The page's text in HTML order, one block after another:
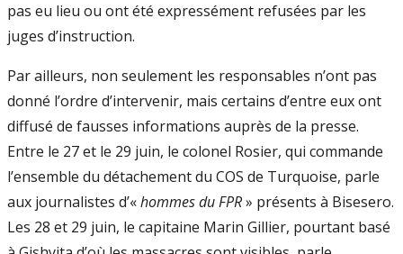
pas eu lieu ou ont été expressément refusées par les
juges d’instruction.
Par ailleurs, non seulement les responsables n’ont pas
donné l’ordre d’intervenir, mais certains d’entre eux ont
diffusé de fausses informations auprès de la presse.
Entre le 27 et le 29 juin, le colonel Rosier, qui commande
l’ensemble du détachement du COS de Turquoise, parle
aux journalistes d’«hommes du FPR» présents à Bisesero.
Les 28 et 29 juin, le capitaine Marin Gillier, pourtant basé